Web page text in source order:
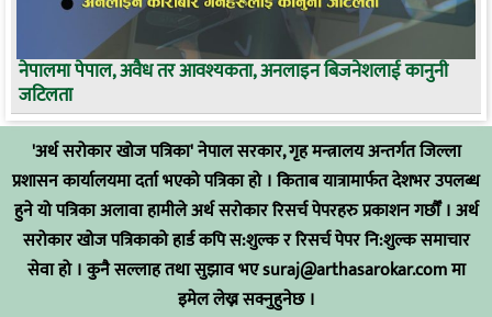
नेपालमा पेपाल, अवैध तर आवश्यकता, अनलाइन बिजनेशलाई कानुनी
जटिलता
'अर्थ सरोकार खोज पत्रिका' नेपाल सरकार, गृह मन्त्रालय अन्तर्गत जिल्ला
प्रशासन कार्यालयमा दर्ता भएको पत्रिका हो । किताब यात्रामार्फत देशभर उपलब्ध
हुने यो पत्रिका अलावा हामीले अर्थ सरोकार रिसर्च पेपरहरु प्रकाशन गर्छौँ । अर्थ
सरोकार खोज पत्रिकाको हार्ड कपि स:शुल्क र रिसर्च पेपर नि:शुल्क समाचार
सेवा हो । कुनै सल्लाह तथा सुझाव भएsuraj@arthasarokar.comमा
इमेल लेख्न सक्नुहुनेछ ।